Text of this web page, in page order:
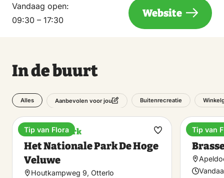
Vandaag open:
09:30 – 17:30
Website
In de buurt
Alles Aanbevolen voor jou Buitenrecreatie
Nationaal Park
Het Nationale Park De Hoge
Veluwe
Houtkampweg 9, Otterlo
Tip van Flora
Maak
favoriet
Tip van